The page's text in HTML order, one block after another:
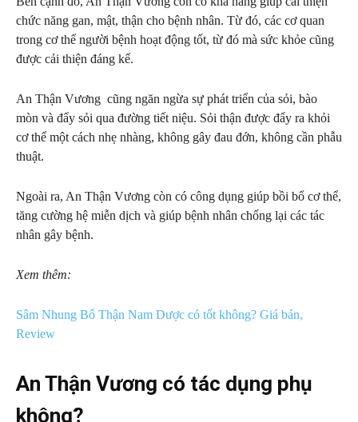
chức năng gan, mật, thận cho bệnh nhân. Từ đó, các cơ quan
trong cơ thể người bệnh hoạt động tốt, từ đó mà sức khỏe cũng
được cải thiện đáng kể.
An Thận Vương cũng ngăn ngừa sự phát triển của sỏi, bào
mòn và đẩy sỏi qua đường tiết niệu. Sỏi thận được đẩy ra khỏi
cơ thể một cách nhẹ nhàng, không gây đau đớn, không cần phẫu
thuật.
Ngoài ra, An Thận Vương còn có công dụng giúp bồi bổ cơ thể,
tăng cường hệ miễn dịch và giúp bệnh nhân chống lại các tác
nhân gây bệnh.
Xem thêm:
Sâm Nhung Bổ Thận Nam Dược có tốt không? Giá bán,
Review
An Thận Vương có tác dụng phụ
không?